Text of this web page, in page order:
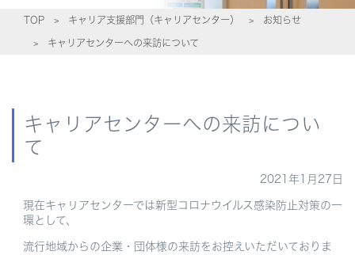
TOP キャリア支援部門（キャリアセンター） お知らせ
キャリアセンターへの来訪について
キャリアセンターへの来訪につい
て
2021年1月27日
現在キャリアセンターでは新型コロナウイルス感染防止対策の一
環として、
流行地域からの企業・団体様の来訪をお控えいただいておりま